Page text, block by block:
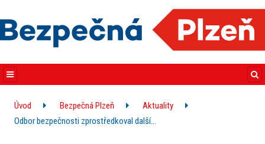
Úvod Bezpečná Plzeň
Aktuality
Odbor bezpečnosti zprostředkoval další…